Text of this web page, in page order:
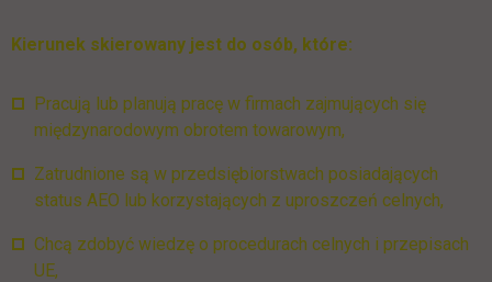
Kierunek skierowany jest do osób, które:
Pracują lub planują pracę w firmach zajmujących się
międzynarodowym obrotem towarowym,
Zatrudnione są w przedsiębiorstwach posiadających
status AEO lub korzystających z uproszczeń celnych,
Chcą zdobyć wiedzę o procedurach celnych i przepisach
UE,